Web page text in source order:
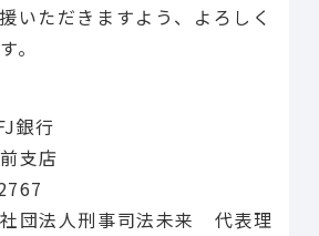
いただきますよう、よろしく
。
銀行
支店
団法人刑事司法未来 代表理